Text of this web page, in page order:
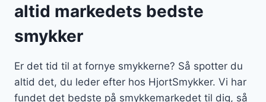
altid markedets bedste
smykker
Er det tid til at fornye smykkerne? Så spotter du
altid det, du leder efter hos HjortSmykker. Vi har
fundet det bedste på smykkemarkedet til dig, så